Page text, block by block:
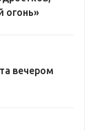
огонь»
вечером